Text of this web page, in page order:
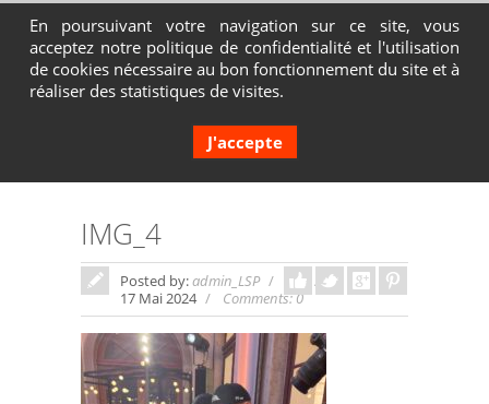
Contactez-nous au 04 72 65 05 80
IMG_4
Posted by:admin_LSP
In:
17 Mai 2024
Comments: 0
En poursuivant votre navigation sur ce site, vous
acceptez notre politique de confidentialité et l'utilisation
de cookies nécessaire au bon fonctionnement du site et à
réaliser des statistiques de visites.
J'accepte